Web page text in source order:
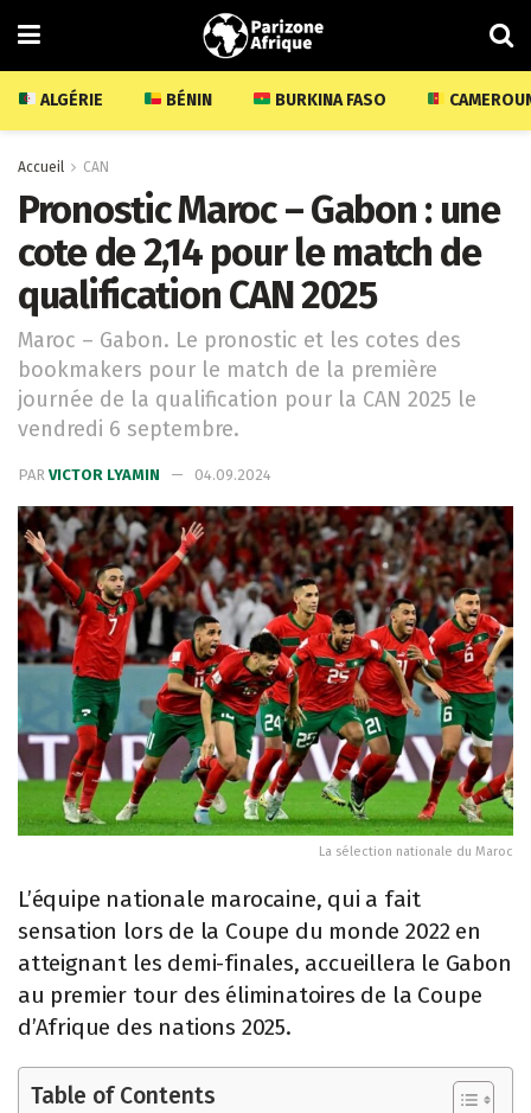
ALGÉRIE BÉNIN BURKINA FASO
Accueil CAN
Pronostic Maroc – Gabon : une
cote de 2,14 pour le match de
qualification CAN 2025
Maroc – Gabon. Le pronostic et les cotes des
bookmakers pour le match de la première
journée de la qualification pour la CAN 2025 le
vendredi 6 septembre.
PAR VICTOR LYAMIN 04.09.2024
La sélection nationale du Maroc
L’équipe nationale marocaine, qui a fait
sensation lors de la Coupe du monde 2022 en
atteignant les demi-finales, accueillera le Gabon
au premier tour des éliminatoires de la Coupe
d’Afrique des nations 2025.
Table of Contents